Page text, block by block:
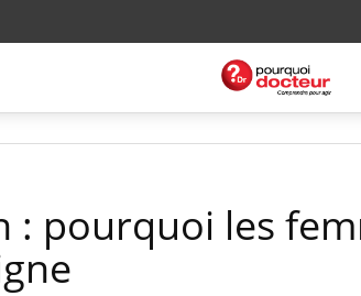
: pourquoi les